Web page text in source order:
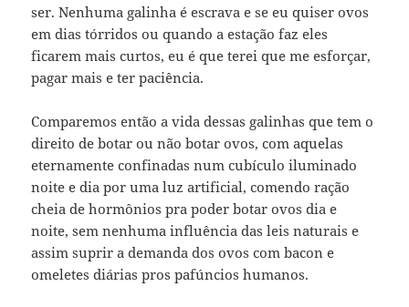
ser. Nenhuma galinha é escrava e se eu quiser ovos
em dias tórridos ou quando a estação faz eles
ficarem mais curtos, eu é que terei que me esforçar,
pagar mais e ter paciência.
Comparemos então a vida dessas galinhas que tem o
direito de botar ou não botar ovos, com aquelas
eternamente confinadas num cubículo iluminado
noite e dia por uma luz artificial, comendo ração
cheia de hormônios pra poder botar ovos dia e
noite, sem nenhuma influência das leis naturais e
assim suprir a demanda dos ovos com bacon e
omeletes diárias pros pafúncios humanos.